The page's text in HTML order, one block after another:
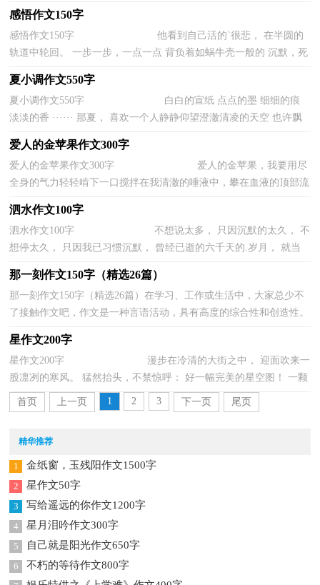
感悟作文150字
感悟作文150字 他看到自己活的`很悲， 在半圆的
轨道中轮回。 一步一步，一点一点 背负着如蜗牛壳一般的 沉默，死
夏小调作文550字
夏小调作文550字 白白的宣纸 点点的墨 细细的痕
淡淡的香 ······ 那夏， 喜欢一个人静静仰望澄澈清凌的天空 也许飘
爱人的金苹果作文300字
爱人的金苹果作文300字 爱人的金苹果，我要用尽
全身的气力轻轻啃下一口搅拌在我清澈的唾液中，攀在血液的顶部流
泗水作文100字
泗水作文100字 不想说太多， 只因沉默的太久， 不
想停太久， 只因我已习惯沉默， 曾经已逝的六千天的.岁月， 就当
那一刻作文150字（精选26篇）
那一刻作文150字（精选26篇）在学习、工作或生活中，大家总少不
了接触作文吧，作文是一种言语活动，具有高度的综合性和创造性。
星作文200字
星作文200字 漫步在冷清的大街之中， 迎面吹来一
股凛冽的寒风。 猛然抬头，不禁惊呼： 好一幅完美的星空图！ 一颗
颗钻石般的星， 镶在了无边无际的`丝...
首页 上一页 1 2 3 下一页 尾页
精华推荐
1 金纸窗，玉残阳作文1500字
2 星作文50字
3 写给遥远的你作文1200字
4 星月泪吟作文300字
5 自己就是阳光作文650字
6 不朽的等待作文800字